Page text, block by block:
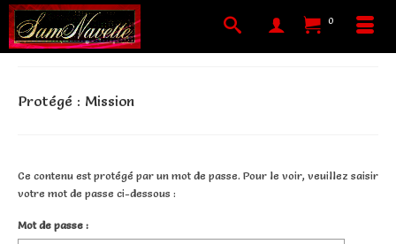
0
Protégé : Mission
Ce contenu est protégé par un mot de passe. Pour le voir, veuillez saisir
votre mot de passe ci-dessous :
Mot de passe :